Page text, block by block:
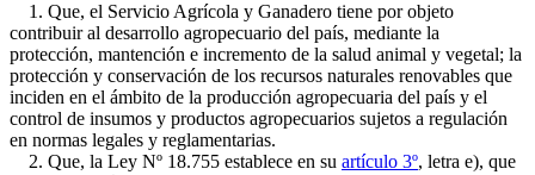
1. Que, el Servicio Agrícola y Ganadero tiene por objeto
contribuir al desarrollo agropecuario del país, mediante la
protección, mantención e incremento de la salud animal y vegetal; la
protección y conservación de los recursos naturales renovables que
inciden en el ámbito de la producción agropecuaria del país y el
control de insumos y productos agropecuarios sujetos a regulación
en normas legales y reglamentarias.
2. Que, la Ley Nº 18.755 establece en su artículo 3º, letra e), que